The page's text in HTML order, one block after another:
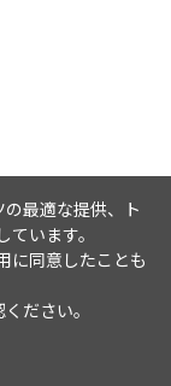
最適な提供、ト
います。
に同意したことも
ださい。